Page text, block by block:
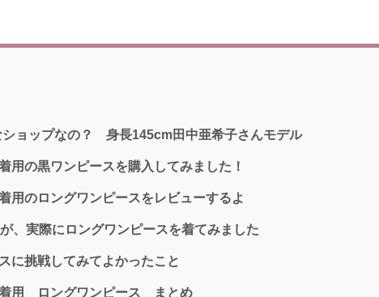
ョップなの？ 身長145cm田中亜希子さんモデル
用の黒ワンピースを購入してみました！
用のロングワンピースをレビューするよ
、実際にロングワンピースを着てみました
に挑戦してみてよかったこと
着用 ロングワンピース まとめ